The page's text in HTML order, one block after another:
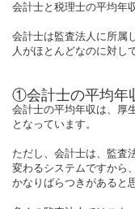
会計士と税理士の平均年
会計士は監査法人に所属
人がほとんどなのに対し
①会計士の平均年
会計士の平均年収は、厚
となっています。
ただし、会計士は、監査
変わるシステムですから
かなりばらつきがあると